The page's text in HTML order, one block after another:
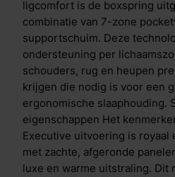
hygi&euml;ne, stabiliteit en
samenwerking om van te
line bundelen hun expertise
Het resultaat is een
waarin design en comfort
aandacht voor elk detail,
wetenschappelijk geteste
transformeert deze collectie
priv&eacute;
ligcomfort is de boxspring
combinatie van 7-zone
supportschuim. Deze
ondersteuning per
schouders, rug en heupen
krijgen die nodig is voor een
ergonomische slaaphouding.
eigenschappen Het
Executive uitvoering is royaal
met zachte, afgeronde
luxe en warme uitstraling. Dit